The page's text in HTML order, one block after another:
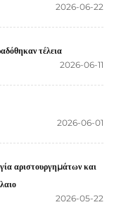
2026-06-22
τέλεια
2026-06-11
2026-06-01
αριστουργημάτων και
2026-05-22